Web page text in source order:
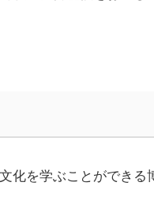
化を学ぶことができる